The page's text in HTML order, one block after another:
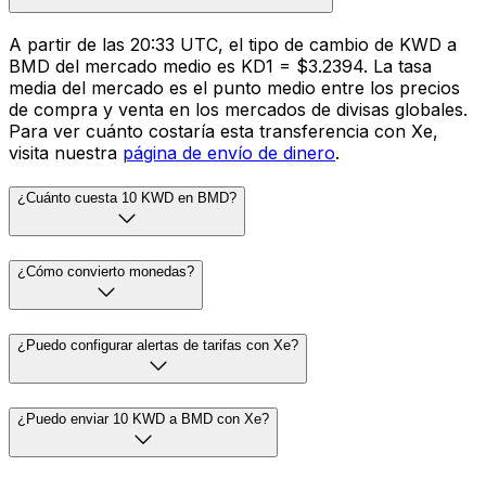
A partir de las 20:33 UTC, el tipo de cambio de KWD a
BMD del mercado medio es KD1 = $3.2394. La tasa
media del mercado es el punto medio entre los precios
de compra y venta en los mercados de divisas globales.
Para ver cuánto costaría esta transferencia con Xe,
visita nuestra página de envío de dinero.
¿Cuánto cuesta 10 KWD en BMD?
¿Cómo convierto monedas?
¿Puedo configurar alertas de tarifas con Xe?
¿Puedo enviar 10 KWD a BMD con Xe?